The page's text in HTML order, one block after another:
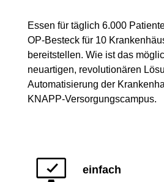
Essen für täglich 6.000
OP-Besteck für 10
bereitstellen. Wie ist das
neuartigen, revolutionären
Automatisierung der
KNAPP-Versorgungscampus.
einfach